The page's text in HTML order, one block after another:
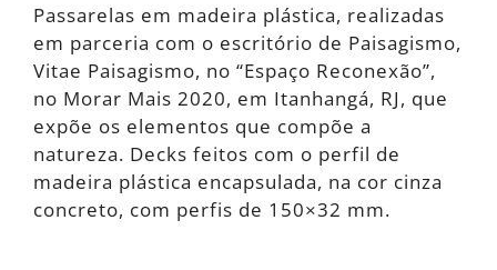
Passarelas em madeira plástica, realizadas
em parceria com o escritório de Paisagismo,
Vitae Paisagismo, no “Espaço Reconexão”,
no Morar Mais 2020, em Itanhangá, RJ, que
expõe os elementos que compõe a
natureza. Decks feitos com o perfil de
madeira plástica encapsulada, na cor cinza
concreto, com perfis de 150×32 mm.